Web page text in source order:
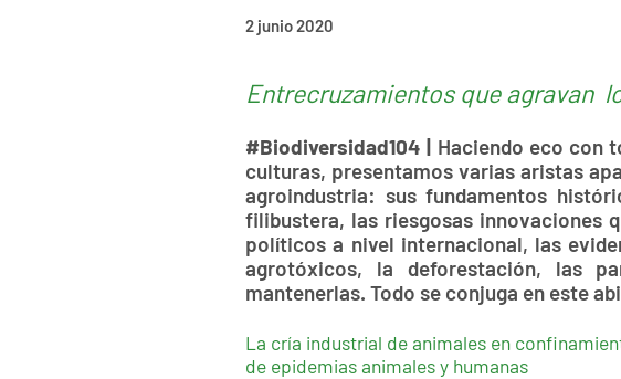
2 junio 2020
Entrecruzamientos que agravan
#Biodiversidad104 | Haciendo eco con
culturas, presentamos varias aristas
agroindustria: sus fundamentos
filibustera, las riesgosas innovaciones
políticos a nivel internacional, las
agrotóxicos, la deforestación, las
mantenerlas. Todo se conjuga en este
La cría industrial de animales en
de epidemias animales y humanas